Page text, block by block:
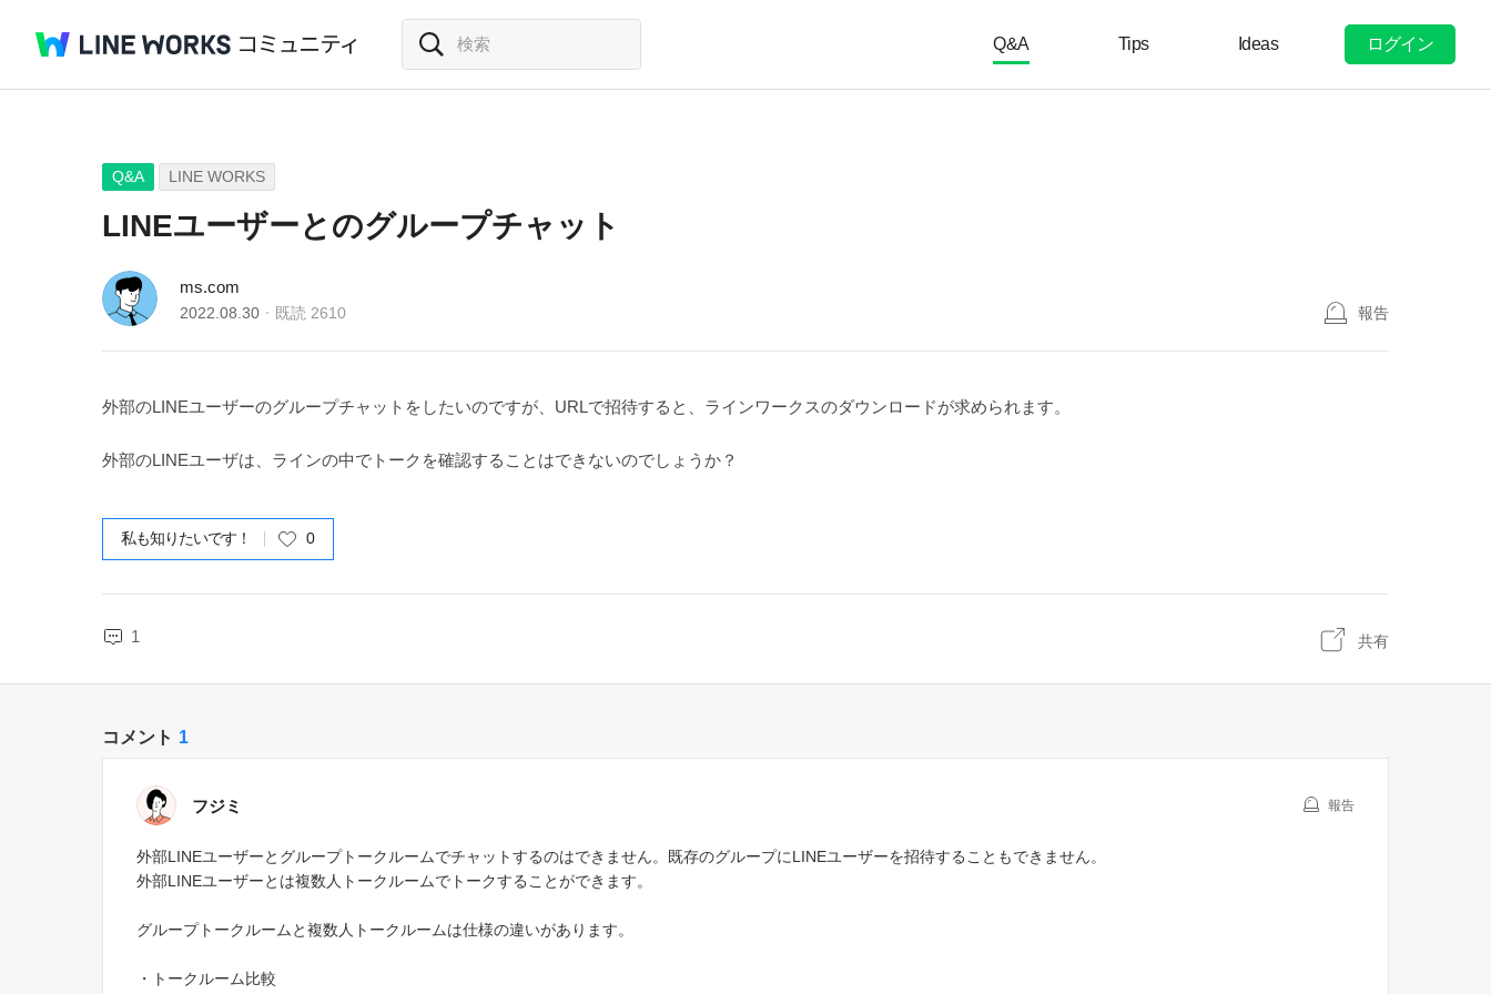
Q&A Tips Ideas ログイン
Q&A LINE WORKS
LINEユーザーとのグループチャット
ms.com
2022.08.30 既読 2610 報告
外部のLINEユーザーのグループチャットをしたいのですが、URLで招待すると、ラインワークスのダウンロードが求められます。
外部のLINEユーザは、ラインの中でトークを確認することはできないのでしょうか？
私も知りたいです！ 0
1 共有
コメント 1
フジミ 報告
外部LINEユーザーとグループトークルームでチャットするのはできません。既存のグループにLINEユーザーを招待することもできません。
外部LINEユーザーとは複数人トークルームでトークすることができます。
グループトークルームと複数人トークルームは仕様の違いがあります。
・トークルーム比較